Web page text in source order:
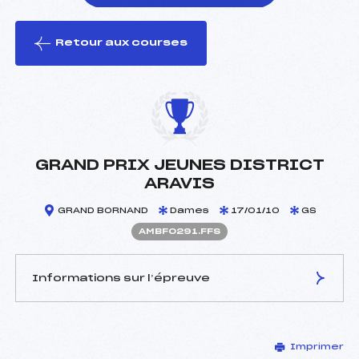
le ski
Retour aux courses
GRAND PRIX JEUNES DISTRICT
ARAVIS
GRAND BORNAND Dames 17/01/10 GS
AMBF0291.FFS
Informations sur l’épreuve
ANGUENOT LIONEL (MB)
Imprimer